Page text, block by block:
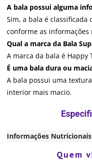
A bala possui alguma
Sim, a bala é classificada
conforme as
Qual a marca da Bala
A marca da bala é Happy
É uma bala dura ou
A bala possui uma
interior mais macio.
Informações Nutricionais
Quem